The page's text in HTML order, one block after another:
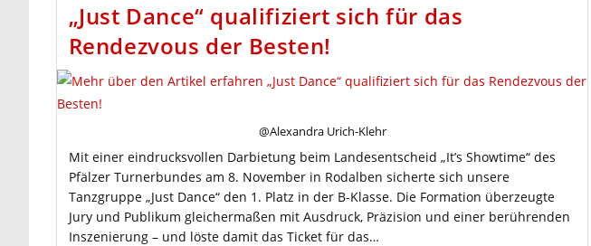
Sitztanz-
Yoga-
„Just Dance“ qualifiziert sich für das
Rendezvous der Besten!
@Alexandra Urich-Klehr
Mit einer eindrucksvollen Darbietung beim Landesentscheid „It’s Showtime“ des
Pfälzer Turnerbundes am 8. November in Rodalben sicherte sich unsere
Tanzgruppe „Just Dance“ den 1. Platz in der B-Klasse. Die Formation überzeugte
Jury und Publikum gleichermaßen mit Ausdruck, Präzision und einer berührenden
Inszenierung – und löste damit das Ticket für das…